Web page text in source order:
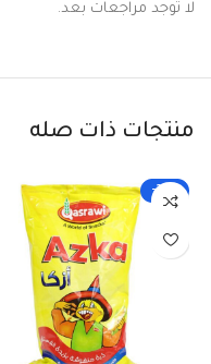
لا توجد مراجعات بعد.
منتجات ذات صله
-25%